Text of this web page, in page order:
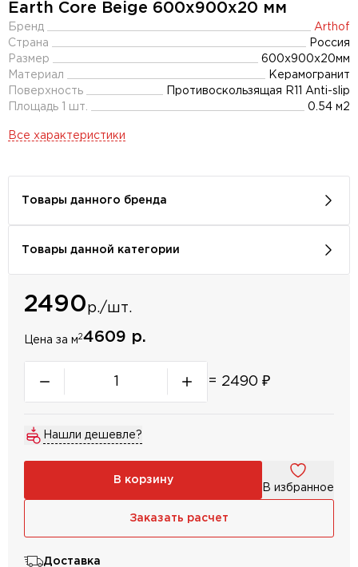
Earth Core Beige 600x900х20 мм
Бренд
Arthof
Страна
Россия
Размер
600x900x20мм
Материал
Керамогранит
Поверхность
Противоскользящая R11 Anti-slip
Площадь 1 шт.
0.54 м2
Все характеристики
Товары данного бренда
Товары данной категории
2490р./шт.
Цена за м24609 р.
= 2490 ₽
Нашли дешевле?
В корзину
В избранное
Заказать расчет
Доставка